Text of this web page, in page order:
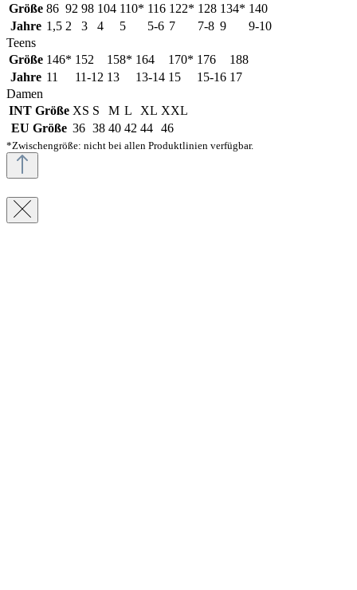
Größe 86 92 98 104 110* 116 122* 128 134* 140
Jahre 1,5 2 3 4 5 5-6 7 7-8 9
9-10
Teens
Größe 146* 152 158* 164 170* 176
188
Jahre 11 11-12 13 13-14 15 15-16 17
Damen
INT Größe XS S M L XL XXL
EU Größe 36 38 40 42 44 46
*Zwischengröße: nicht bei allen Produktlinien verfügbar.